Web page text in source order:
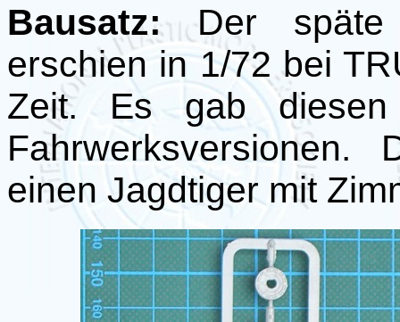
Bausatz:Der späte
erschien in 1/72 bei
Zeit. Es gab
Fahrwerksversionen.
einen Jagdtiger mit